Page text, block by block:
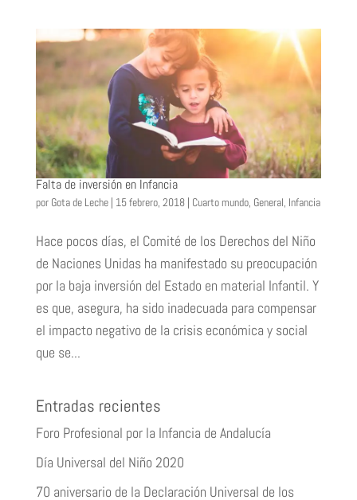
Falta de inversión en Infancia
por Gota de Leche| 15 febrero, 2018| Cuarto mundo, General, Infancia
Hace pocos días, el Comité de los Derechos del Niño
de Naciones Unidas ha manifestado su preocupación
por la baja inversión del Estado en material Infantil. Y
es que, asegura, ha sido inadecuada para compensar
el impacto negativo de la crisis económica y social
que se...
Entradas recientes
Foro Profesional por la Infancia de Andalucía
Día Universal del Niño 2020
70 aniversario de la Declaración Universal de los